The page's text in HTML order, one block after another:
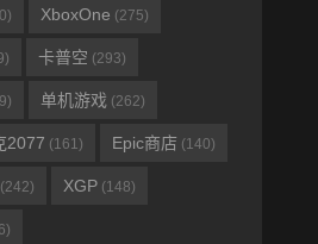
XboxOne (275)
卡普空 (293)
单机游戏 (262)
2077 (161) Epic商店 (140)
(242) XGP (148)